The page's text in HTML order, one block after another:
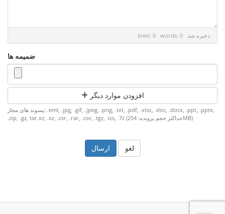
lines: 0 words: 0 ذخیره شد
ضمیمه ها
افزودن موارد دیگر
پسوند های مجاز: .eml, .jpg, .gif, .jpeg, .png, .txt, .pdf, .xlsx, .doc, .docx, .ppt, .pptx,
.zip, .gz, tar.xz, .xz, .csr, .rar, .csv, .tgz, .ics, .7z (حداکثر حجم پرونده: 254MB)
لغو